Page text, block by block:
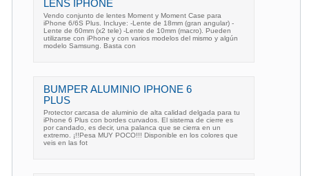
LENS IPHONE
Vendo conjunto de lentes Moment y Moment Case para
iPhone 6/6S Plus. Incluye: -Lente de 18mm (gran angular) -
Lente de 60mm (x2 tele) -Lente de 10mm (macro). Pueden
utilizarse con iPhone y con varios modelos del mismo y algún
modelo Samsung. Basta con
BUMPER ALUMINIO IPHONE 6
PLUS
Protector carcasa de aluminio de alta calidad delgada para tu
iPhone 6 Plus con bordes curvados. El sistema de cierre es
por candado, es decir, una palanca que se cierra en un
extremo. ¡!!Pesa MUY POCO!!! Disponible en los colores que
veis en las fot